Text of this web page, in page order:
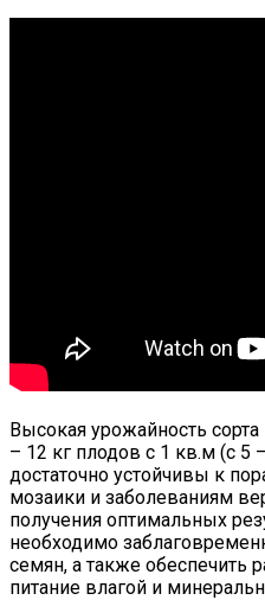
Высокая урожайность
– 12 кг плодов с 1 кв.м (с 5
достаточно устойчивы к
мозаики и заболеваниям
получения оптимальных
необходимо
семян, а также обеспечить
питание влагой и